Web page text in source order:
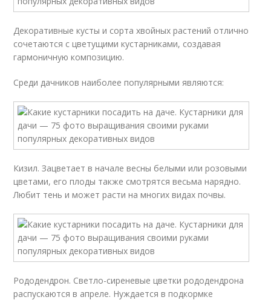
Декоративные кусты и сорта хвойных растений отлично
сочетаются с цветущими кустарниками, создавая
гармоничную композицию.
Среди дачников наиболее популярными являются:
Кизил. Зацветает в начале весны белыми или розовыми
цветами, его плоды также смотрятся весьма нарядно.
Любит тень и может расти на многих видах почвы.
Рододендрон. Светло-сиреневые цветки рододендрона
распускаются в апреле. Нуждается в подкормке